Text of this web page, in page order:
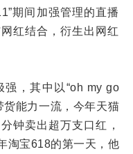
期间加强管理的直播
红结合，衍生出网红
，其中以“oh my go
货能力一流，今年天猫
钟卖出超万支口红，
淘宝618的第一天，他